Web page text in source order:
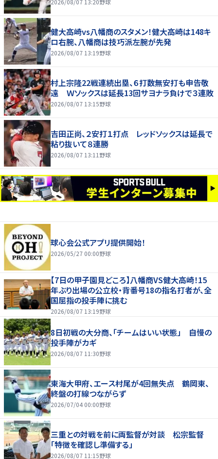
2026/08/07 13:20野球
健大高崎vs八幡商のスタメン！健大高崎は148キ
ロ右腕、八幡商は技巧派左腕が先発
2026/08/07 13:19野球
村上宗隆22戦連続出塁、６打数無安打も申告敬
遠 Ｗソックスは延長13回サヨナラ負けで３連敗
2026/08/07 13:15野球
吉田正尚、２安打１打点 レッドソックスは延長で
粘り抜いて８連勝
2026/08/07 13:11 野球
球心会公式アプリ提供開始！
2026/05/27 00:00野球
【7日の甲子園見どころ】八幡商VS健大高崎！15
年ぶり出場の公立校・背番号18の指名打者が、全
国屈指の投手陣に挑む
2026/08/07 13:19野球
8日初戦の大分商、「チームはいい状態」 自慢の
投手陣がカギ
2026/08/07 11:30野球
東海大甲府、エース村尾が4回無失点 鶴岡東、
終盤の打線つながらず
2026/07/04 00:00野球
三重との対戦を前に両監督が対談 松宗監督
「特徴を確認し準備する」
2026/08/07 11:15野球